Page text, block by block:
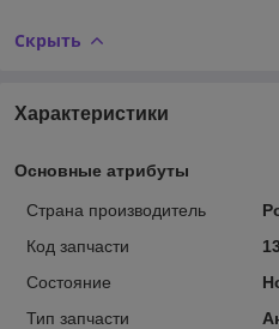
Скрыть
Характеристики
Основные атрибуты
Страна производитель
Код запчасти
Состояние
Тип запчасти